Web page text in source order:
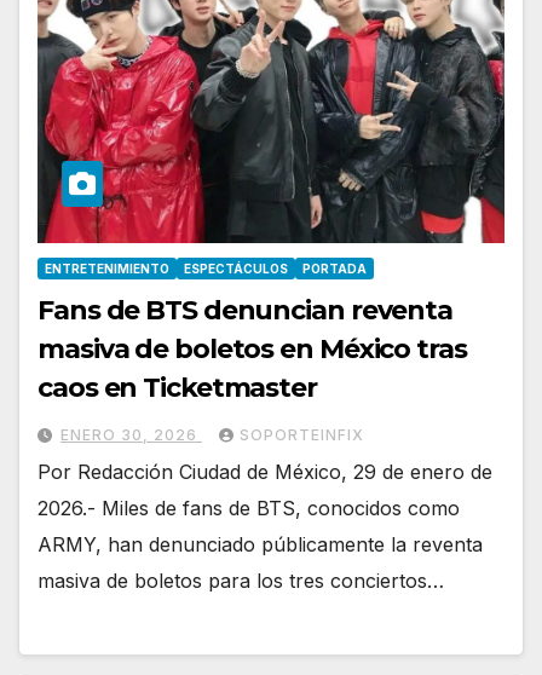
ENTRETENIMIENTO ESPECTÁCULOS PORTADA
Fans de BTS denuncian reventa
masiva de boletos en México tras
caos en Ticketmaster
ENERO 30, 2026 SOPORTEINFIX
Por Redacción Ciudad de México, 29 de enero de
2026.- Miles de fans de BTS, conocidos como
ARMY, han denunciado públicamente la reventa
masiva de boletos para los tres conciertos…